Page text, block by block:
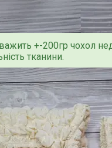
+-200гр чохол
тканини.